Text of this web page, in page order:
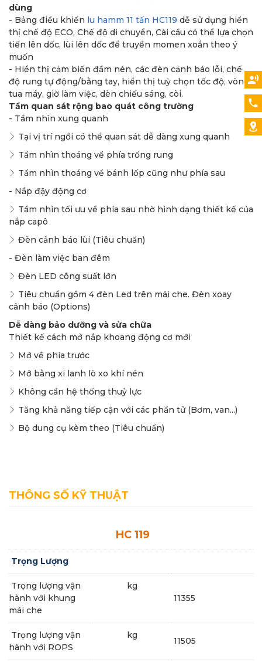
dùng
- Bảng điều khiển lu hamm 11 tấn HC119 dễ sử dụng hiển
thị chế độ ECO, Chế độ di chuyển, Cài cầu có thể lựa chọn
tiến lên dốc, lùi lên dốc để truyền momen xoắn theo ý
muốn
- Hiển thị cảm biến đầm nén, các đèn cảnh báo lỗi, chế
độ rung tự động/bằng tay, hiển thị tuỳ chọn tốc độ, vòng
tua máy, giờ làm việc, dèn chiếu sáng, còi.
Tầm quan sát rộng bao quát công trường
- Tầm nhìn xung quanh
Tại vị trí ngồi có thể quan sát dễ dàng xung quanh
Tầm nhìn thoáng về phía trống rung
Tầm nhìn thoáng về bánh lốp cũng như phía sau
- Nắp đậy động cơ
Tầm nhìn tối ưu về phía sau nhờ hình dạng thiết kế của
nắp capô
Đèn cảnh báo lùi (Tiêu chuẩn)
- Đèn làm việc ban đêm
Đèn LED công suất lớn
Tiêu chuẩn gồm 4 đèn Led trên mái che. Đèn xoay
cảnh báo (Options)
Dễ dàng bảo dưỡng và sửa chữa
Thiết kế cách mở nắp khoang động cơ mới
Mở về phía trước
Mở bằng xi lanh lò xo khí nén
Không cần hệ thống thuỷ lực
Tăng khả năng tiếp cận với các phần tử (Bơm, van...)
Bộ dung cụ kèm theo (Tiêu chuẩn)
THÔNG SỐ KỸ THUẬT
HC 119
Trọng Lượng
Trọng lượng vận
hành với khung
mái che
kg
11355
Trọng lượng vận
hành với ROPS
kg
11505